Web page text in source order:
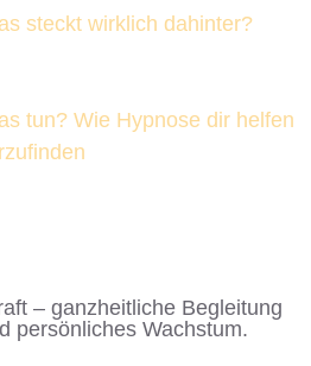
steckt wirklich dahinter?
tun? Wie Hypnose dir helfen
– ganzheitliche Begleitung
persönliches Wachstum.